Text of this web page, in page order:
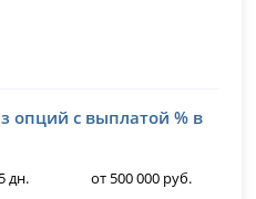
опций с выплатой % в
дн. от 500 000 руб.